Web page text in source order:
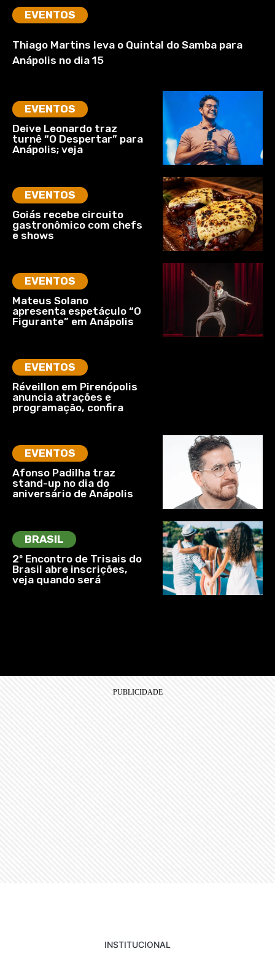
EVENTOS
Thiago Martins leva o Quintal do Samba para
Anápolis no dia 15
EVENTOS
Deive Leonardo traz
turnê “O Despertar” para
Anápolis; veja
EVENTOS
Goiás recebe circuito
gastronômico com chefs
e shows
EVENTOS
Mateus Solano
apresenta espetáculo “O
Figurante” em Anápolis
EVENTOS
Réveillon em Pirenópolis
anuncia atrações e
programação, confira
EVENTOS
Afonso Padilha traz
stand-up no dia do
aniversário de Anápolis
BRASIL
2º Encontro de Trisais do
Brasil abre inscrições,
veja quando será
INSTITUCIONAL